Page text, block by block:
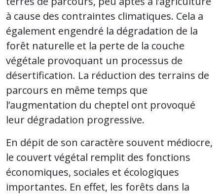
à cause des contraintes climatiques. Cela a
également engendré la dégradation de la
forêt naturelle et la perte de la couche
végétale provoquant un processus de
désertification. La réduction des terrains de
parcours en même temps que
l’augmentation du cheptel ont provoqué
leur dégradation progressive.
En dépit de son caractère souvent médiocre,
le couvert végétal remplit des fonctions
économiques, sociales et écologiques
importantes. En effet, les forêts dans la